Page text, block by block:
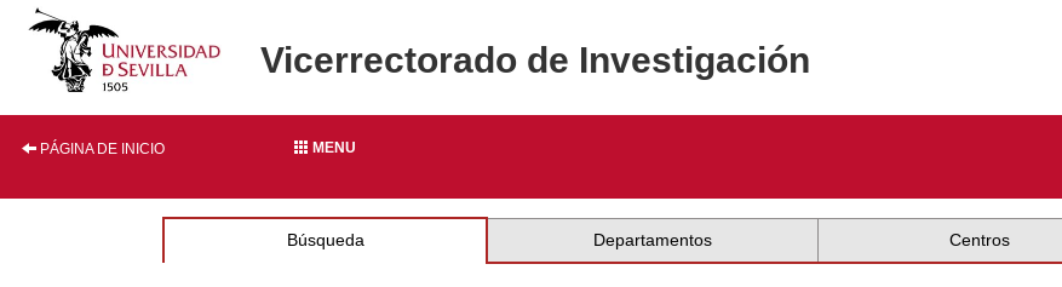
Vicerrectorado de Investigación
PÁGINA DE INICIO MENU
Búsqueda Departamentos Centros